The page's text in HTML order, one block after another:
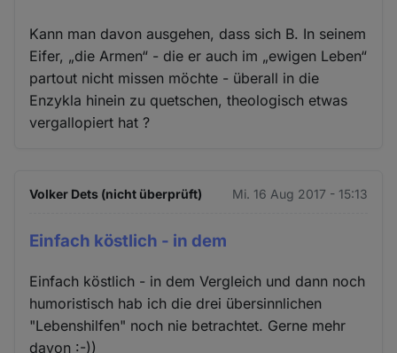
Kann man davon ausgehen, dass sich B. In seinem
Eifer, „die Armen“ - die er auch im „ewigen Leben“
partout nicht missen möchte - überall in die
Enzykla hinein zu quetschen, theologisch etwas
vergallopiert hat ?
Volker Dets (nicht überprüft) Mi. 16 Aug 2017 - 15:13
Einfach köstlich - in dem
Einfach köstlich - in dem Vergleich und dann noch
humoristisch hab ich die drei übersinnlichen
"Lebenshilfen" noch nie betrachtet. Gerne mehr
davon :-))